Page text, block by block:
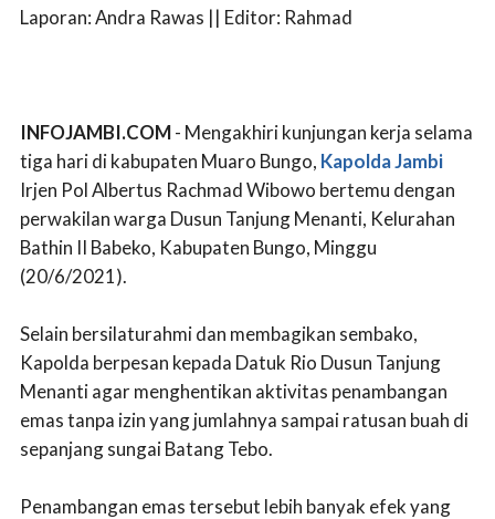
Laporan: Andra Rawas || Editor: Rahmad
INFOJAMBI.COM- Mengakhiri kunjungan kerja selama
tiga hari di kabupaten Muaro Bungo, Kapolda Jambi
Irjen Pol Albertus Rachmad Wibowo bertemu dengan
perwakilan warga Dusun Tanjung Menanti, Kelurahan
Bathin II Babeko, Kabupaten Bungo, Minggu
(20/6/2021).
Selain bersilaturahmi dan membagikan sembako,
Kapolda berpesan kepada Datuk Rio Dusun Tanjung
Menanti agar menghentikan aktivitas penambangan
emas tanpa izin yang jumlahnya sampai ratusan buah di
sepanjang sungai Batang Tebo.
Penambangan emas tersebut lebih banyak efek yang